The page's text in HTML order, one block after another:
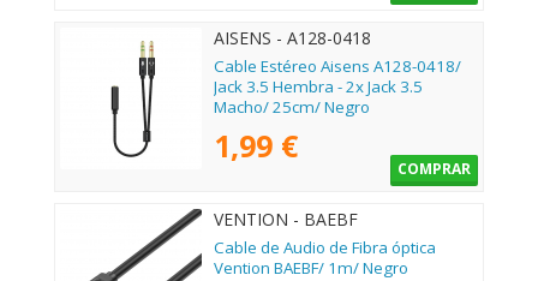
AISENS - A128-0418
Cable Estéreo Aisens A128-0418/
Jack 3.5 Hembra - 2x Jack 3.5
Macho/ 25cm/ Negro
1,99 €
COMPRAR
VENTION - BAEBF
Cable de Audio de Fibra óptica
Vention BAEBF/ 1m/ Negro